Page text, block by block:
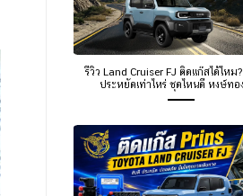
รีวิว Land Cruiser FJ ติดแก๊สได้ไหม
ประหยัดเท่าไหร่ ชุดไหนดี หงษ์ทอ